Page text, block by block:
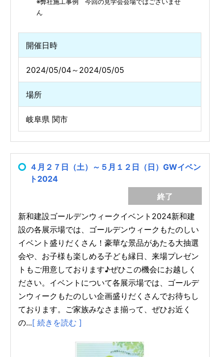
ん
開催日時
2024/05/04～2024/05/05
場所
岐阜県 関市
４月２７日（土）～５月１２日（日）GWイベン
ト2024
終了
新和建設ゴールデンウィークイベント2024新和建
設の各展示場では、ゴールデンウィークもたのしい
イベント盛りだくさん！豪華な景品があたる大抽選
会や、お子様も楽しめる子ども縁日、来場プレゼン
トもご用意しております♪ぜひこの機会にお越しく
ださい。イベントについて各展示場では、ゴールデ
ンウィークもたのしい企画盛りだくさんでお待ちし
ております。ご家族みなさま揃って、ぜひお近く
の...[ 続きを読む ]